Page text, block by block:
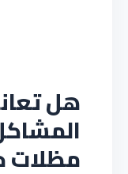
هل
مظلات